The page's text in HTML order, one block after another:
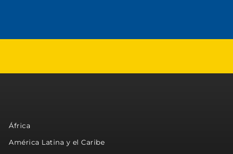
África
América Latina y el Caribe